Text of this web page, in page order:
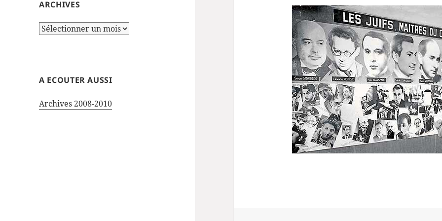
ARCHIVES
Archives
A ECOUTER AUSSI
Archives 2008-2010